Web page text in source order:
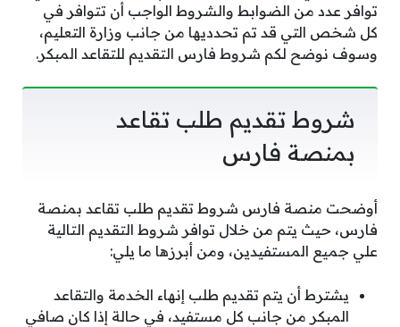
توافر عدد من الضوابط والشروط الواجب أن تتوافر في
كل شخص التي قد تم تحدديها من جانب وزارة التعليم،
وسوف نوضح لكم شروط فارس التقديم للتقاعد المبكر.
شروط تقديم طلب تقاعد
بمنصة فارس
أوضحت منصة فارس شروط تقديم طلب تقاعد بمنصة
فارس، حيث يتم من خلال توافر شروط التقديم التالية
علي جميع المستفيدين، ومن أبرزها ما يلي:
يشترط أن يتم تقديم طلب إنهاء الخدمة والتقاعد
المبكر من جانب كل مستفيد، في حالة إذا كان صافي